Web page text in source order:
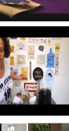
novo por menos de
?? E sem quebra
??( Editado)
pra fazer antes de
!